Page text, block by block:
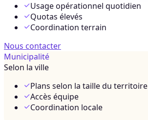
Usage opérationnel quotidien
Quotas élevés
Coordination terrain
Nous contacter
Municipalité
Selon la ville
Plans selon la taille du territoire
Accès équipe
Coordination locale